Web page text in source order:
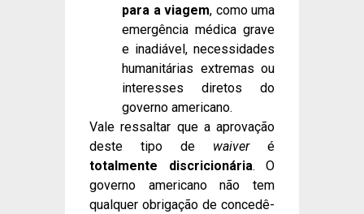
para a viagem, como uma
emergência médica grave
e inadiável, necessidades
humanitárias extremas ou
interesses diretos do
governo americano.
Vale ressaltar que a aprovação
deste tipo de waiveré
totalmente discricionária. O
governo americano não tem
qualquer obrigação de concedê-